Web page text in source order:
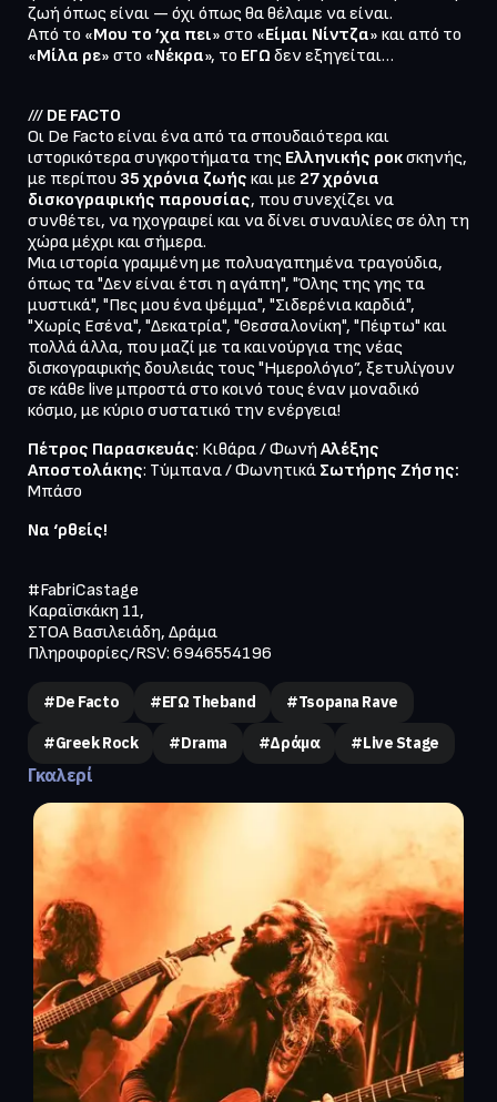
ζωή όπως είναι — όχι όπως θα θέλαμε να είναι.
Από το «Μου το ’χα πει» στο «Είμαι Νίντζα» και από το
«Μίλα ρε» στο «Νέκρα», το ΕΓΩ δεν εξηγείται…
/// DE FACTO
Οι De Facto είναι ένα από τα σπουδαιότερα και
ιστορικότερα συγκροτήματα της Ελληνικής ροκ σκηνής,
με περίπου 35 χρόνια ζωής και με 27 χρόνια
δισκογραφικής παρουσίας, που συνεχίζει να
συνθέτει, να ηχογραφεί και να δίνει συναυλίες σε όλη τη
χώρα μέχρι και σήμερα.
Μια ιστορία γραμμένη με πολυαγαπημένα τραγούδια,
όπως τα "Δεν είναι έτσι η αγάπη", "Όλης της γης τα
μυστικά", "Πες μου ένα ψέμμα", "Σιδερένια καρδιά",
"Χωρίς Εσένα", "Δεκατρία", "Θεσσαλονίκη", "Πέφτω" και
πολλά άλλα, που μαζί με τα καινούργια της νέας
δισκογραφικής δουλειάς τους "Ημερολόγιο”, ξετυλίγουν
σε κάθε live μπροστά στο κοινό τους έναν μοναδικό
κόσμο, με κύριο συστατικό την ενέργεια!
Πέτρος Παρασκευάς: Κιθάρα / Φωνή Αλέξης
Αποστολάκης: Τύμπανα / Φωνητικά Σωτήρης Ζήσης:
Μπάσο
Να ‘ρθείς!
#FabriCastage
Καραϊσκάκη 11,
ΣΤΟΑ Βασιλειάδη, Δράμα
#de Facto #ΕΓΩ Theband #tsopana Rave
#greek Rock #drama #Δράμα #live Stage
Γκαλερί